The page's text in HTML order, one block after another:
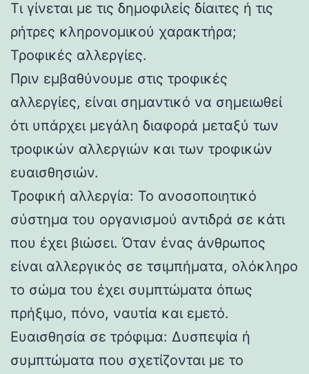
Τι γίνεται με τις δημοφιλείς δίαιτες ή τις
ρήτρες κληρονομικού χαρακτήρα;
Τροφικές αλλεργίες.
Πριν εμβαθύνουμε στις τροφικές
αλλεργίες, είναι σημαντικό να σημειωθεί
ότι υπάρχει μεγάλη διαφορά μεταξύ των
τροφικών αλλεργιών και των τροφικών
ευαισθησιών.
Τροφική αλλεργία: Το ανοσοποιητικό
σύστημα του οργανισμού αντιδρά σε κάτι
που έχει βιώσει. Όταν ένας άνθρωπος
είναι αλλεργικός σε τσιμπήματα, ολόκληρο
το σώμα του έχει συμπτώματα όπως
πρήξιμο, πόνο, ναυτία και εμετό.
Ευαισθησία σε τρόφιμα: Δυσπεψία ή
συμπτώματα που σχετίζονται με το